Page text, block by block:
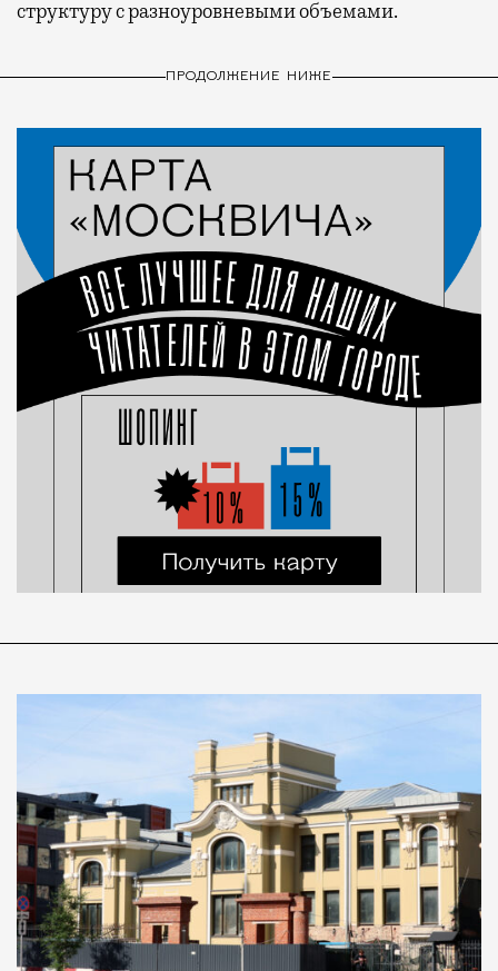
структуру с разноуровневыми объемами.
ПРОДОЛЖЕНИЕ НИЖЕ